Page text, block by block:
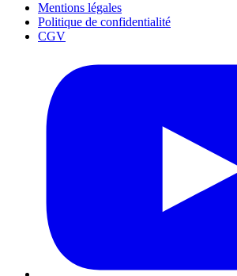
Mentions légales
Politique de confidentialité
CGV